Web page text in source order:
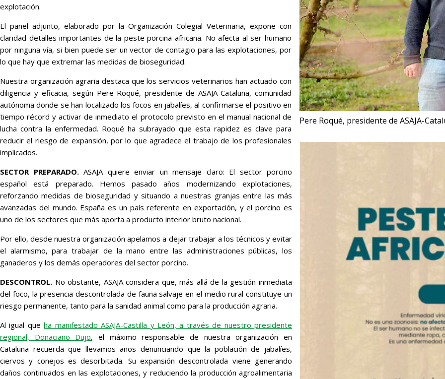
Pere Roqué, presidente de ASAJA-
explotación.
El panel adjunto, elaborado por la Organización Colegial Veterinaria, expone con
claridad detalles importantes de la peste porcina africana. No afecta al ser humano
por ninguna vía, si bien puede ser un vector de contagio para las explotaciones, por
lo que hay que extremar las medidas de bioseguridad.
Nuestra organización agraria destaca que los servicios veterinarios han actuado con
diligencia y eficacia, según Pere Roqué, presidente de ASAJA-Cataluña, comunidad
autónoma donde se han localizado los focos en jabalíes, al confirmarse el positivo en
tiempo récord y activar de inmediato el protocolo previsto en el manual nacional de
lucha contra la enfermedad. Roqué ha subrayado que esta rapidez es clave para
reducir el riesgo de expansión, por lo que agradece el trabajo de los profesionales
implicados.
SECTOR PREPARADO. ASAJA quiere enviar un mensaje claro: El sector porcino
español está preparado. Hemos pasado años modernizando explotaciones,
reforzando medidas de bioseguridad y situando a nuestras granjas entre las más
avanzadas del mundo. España es un país referente en exportación, y el porcino es
uno de los sectores que más aporta a producto interior bruto nacional.
Por ello, desde nuestra organización apelamos a dejar trabajar a los técnicos y evitar
el alarmismo, para trabajar de la mano entre las administraciones públicas, los
ganaderos y los demás operadores del sector porcino.
DESCONTROL. No obstante, ASAJA considera que, más allá de la gestión inmediata
del foco, la presencia descontrolada de fauna salvaje en el medio rural constituye un
riesgo permanente, tanto para la sanidad animal como para la producción agraria.
Al igual queha manifestado ASAJA-Castilla y León, a través de nuestro presidente
regional, Donaciano Dujo, el máximo responsable de nuestra organización en
Cataluña recuerda que llevamos años denunciando que la población de jabalíes,
ciervos y conejos es desorbitada. Su expansión descontrolada viene generando
daños continuados en las explotaciones, y reduciendo la producción agroalimentaria